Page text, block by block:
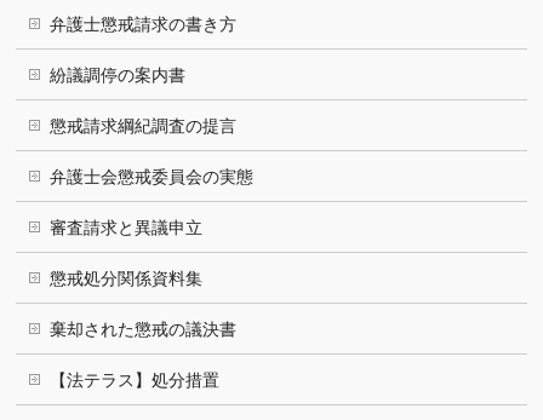
弁護士懲戒請求の書き方
紛議調停の案内書
懲戒請求綱紀調査の提言
弁護士会懲戒委員会の実態
審査請求と異議申立
懲戒処分関係資料集
棄却された懲戒の議決書
【法テラス】処分措置